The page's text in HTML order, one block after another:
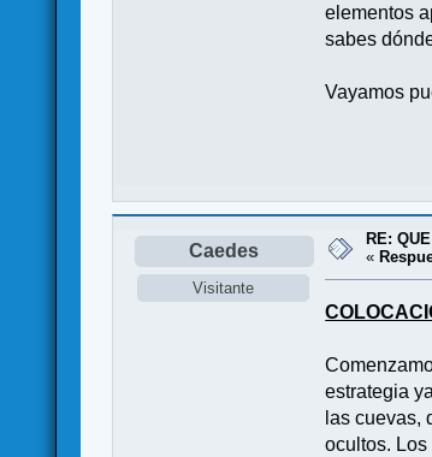
elementos
sabes
Vayamos
Caedes
Visitante
RE:
«
estrategia
las cuevas,
ocultos.